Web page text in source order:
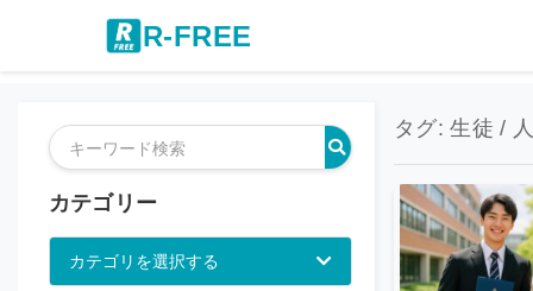
R-FREE
カテゴリー
カテゴリを選択する
タグ: 生徒 /